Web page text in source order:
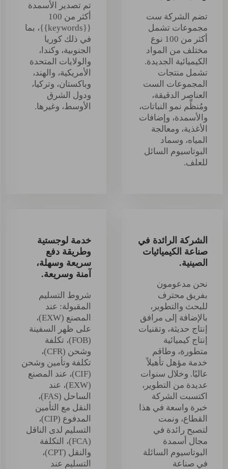
تضم الشركة ست
مجموعات تشمل
أكثر من 100 نوع
مختلف من المواد
الكيميائية الجديدة.
تشمل منتجات
المجموعات الست
العناصر الدقيقة،
ومُنظِّم نمو النباتات،
والأسمدة، وإضافات
الأغذية، ومعالجة
المياه، وسماد
البوتاسيوم السائل
للعلف.
تم تصدير الأسمدة
أكثر من 100
{{keywords}}، بما
في ذلك كوريا
الجنوبية، وكندا،
والولايات المتحدة
الأمريكية، والهند،
وباكستان، وتركيا،
ودول الشرق
الأوسط، وغيرها.
الشركة الرائدة في
صناعة الكيميائيات
الصينية.
نحن مدعومون
بفريق محترف
للبحث والتطوير،
بالإضافة إلى مرافق
إنتاج حديثة، وتقنيات
إنتاج كيميائية
متطورة، وطاقم
خدمة مؤهل تأهيلاً
عاليًا. وخلال سنوات
عديدة من التطوير،
اكتسبت الشركة
خبرة واسعة في هذا
القطاع، ونمت
لتصبح رائدة في
مجال أسمدة
البوتاسيوم السائلة
في صناعة
خدمة لوجستية
وطريقة دفع
سريعة وسهلة،
آمنة وسريعة.
شروط التسليم
المقبولة: عند
المصنع (EXW)،
على ظهر السفينة
(FOB)، تكلفة
وشحن (CFR)،
تكلفة وتأمين وشحن
(CIF)، عند المصنع
(EXW)، عند
الساحل (FAS)،
النقل مع التأمين
المدفوع (CIP)،
التسليم لدى الناقل
(FCA)، التكلفة
والنقل (CPT)،
التسليم عند